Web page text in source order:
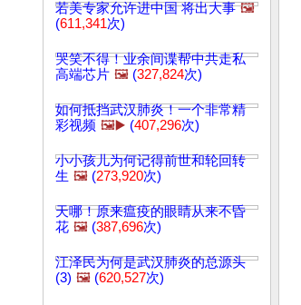
若美专家允许进中国 将出大事 🖼️
(611,341次)
哭笑不得！业余间谍帮中共走私
高端芯片 🖼️ (327,824次)
如何抵挡武汉肺炎！一个非常精
彩视频 🖼️▶️ (407,296次)
小小孩儿为何记得前世和轮回转
生 🖼️ (273,920次)
天哪！原来瘟疫的眼睛从来不昏
花 🖼️ (387,696次)
江泽民为何是武汉肺炎的总源头
(3) 🖼️ (620,527次)